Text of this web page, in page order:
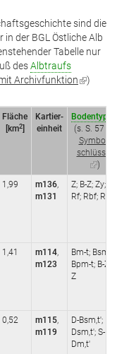
sind die
in der BGL Östliche Alb
Tabelle nur
desAlbtraufs
Archivfunktion(Link
extern)
)
Fläche
[km2]
Kartier­
einheit
Bodentypen
(s. S. 57 ff.
Symbol­
schlüssel
(Link
ist
extern)
)
1,99 m136,
m131
Z; B-Z; Zy;
Rf; Rbf; Rf*
1,41 m114,
m123
Bm-t; Bsm-t;
Bpm-t; B-Z;
Z
0,52 m115,
m119
D-Bsm,t'; B-
Dsm,t'; S-
Dm,t'